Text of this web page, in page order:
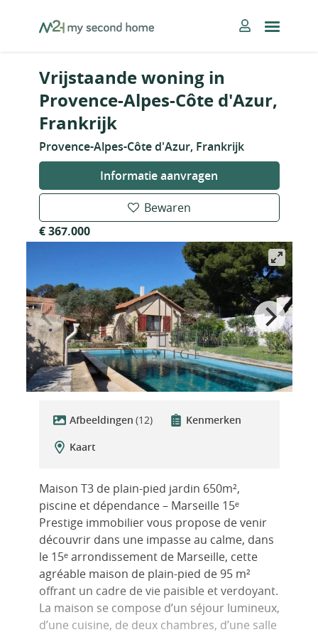
MySecondHome
Vrijstaande woning in
Provence-Alpes-Côte d'Azur,
Frankrijk
Provence-Alpes-Côte d'Azur, Frankrijk
Informatie aanvragen
Bewaren
€ 367.000
Afbeeldingen (12)
Kenmerken
Kaart
Maison T3 de plain-pied jardin 650m²,
piscine et dépendance – Marseille 15ᵉ
Prestige immobilier vous propose de venir
découvrir dans une impasse au calme, dans
le 15ᵉ arrondissement de Marseille, cette
agréable maison de plain-pied de 95 m²
offrant un cadre de vie paisible et verdoyant.
La maison se compose d’un séjour lumineux,
d’une cuisine, de deux chambres, d’une salle